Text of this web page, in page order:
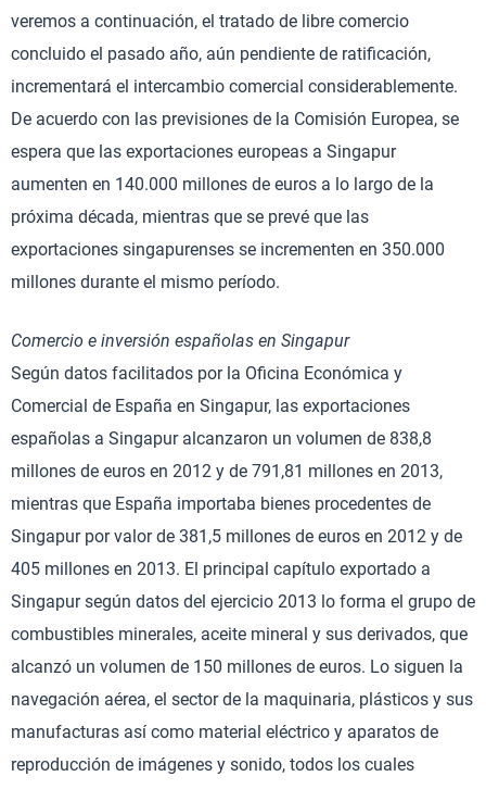
veremos a continuación, el tratado de libre comercio
concluido el pasado año, aún pendiente de ratificación,
incrementará el intercambio comercial considerablemente.
De acuerdo con las previsiones de la Comisión Europea, se
espera que las exportaciones europeas a Singapur
aumenten en 140.000 millones de euros a lo largo de la
próxima década, mientras que se prevé que las
exportaciones singapurenses se incrementen en 350.000
millones durante el mismo período.
Comercio e inversión españolas en Singapur
Según datos facilitados por la Oficina Económica y
Comercial de España en Singapur, las exportaciones
españolas a Singapur alcanzaron un volumen de 838,8
millones de euros en 2012 y de 791,81 millones en 2013,
mientras que España importaba bienes procedentes de
Singapur por valor de 381,5 millones de euros en 2012 y de
405 millones en 2013. El principal capítulo exportado a
Singapur según datos del ejercicio 2013 lo forma el grupo de
combustibles minerales, aceite mineral y sus derivados, que
alcanzó un volumen de 150 millones de euros. Lo siguen la
navegación aérea, el sector de la maquinaria, plásticos y sus
manufacturas así como material eléctrico y aparatos de
reproducción de imágenes y sonido, todos los cuales